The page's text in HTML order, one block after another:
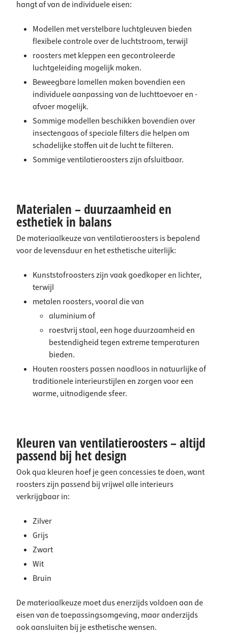
hangt af van de individuele eisen:
Modellen met verstelbare luchtgleuven bieden
flexibele controle over de luchtstroom, terwijl
roosters met kleppen een gecontroleerde
luchtgeleiding mogelijk maken.
Beweegbare lamellen maken bovendien een
individuele aanpassing van de luchttoevoer en -
afvoer mogelijk.
Sommige modellen beschikken bovendien over
insectengaas of speciale filters die helpen om
schadelijke stoffen uit de lucht te filteren.
Sommige ventilatieroosters zijn afsluitbaar.
Materialen – duurzaamheid en
esthetiek in balans
De materiaalkeuze van ventilatieroosters is bepalend
voor de levensduur en het esthetische uiterlijk:
Kunststofroosterszijn vaak goedkoper en lichter,
terwijl
metalen roosters, vooral die van
aluminiumof
roestvrij staal, een hoge duurzaamheid en
bestendigheid tegen extreme temperaturen
bieden.
Houten roosterspassen naadloos in natuurlijke of
traditionele interieurstijlen en zorgen voor een
warme, uitnodigende sfeer.
Kleuren van ventilatieroosters – altijd
passend bij het design
Ook qua kleuren hoef je geen concessies te doen, want
roosters zijn passend bij vrijwel alle interieurs
verkrijgbaar in:
Zilver
Grijs
Zwart
Wit
Bruin
De materiaalkeuze moet dus enerzijds voldoen aan de
eisen van de toepassingsomgeving, maar anderzijds
ook aansluiten bij je esthetische wensen.